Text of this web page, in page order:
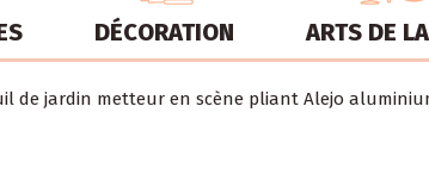
DÉCORATION ARTS DE
de jardin metteur en scène pliant Alejo